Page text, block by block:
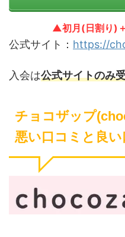
▲初月(日割り)
公式サイト： https://
入会は公式サイトのみ
チョコザップ
悪い口コミと良い